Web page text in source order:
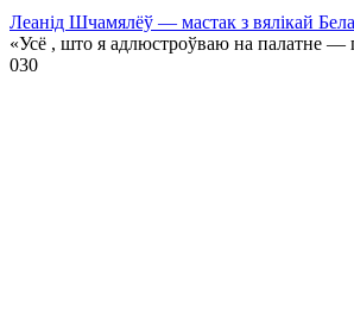
Леанід Шчамялёў — мастак з вялікай
«Усё , што я адлюстроўваю на палатне —
030